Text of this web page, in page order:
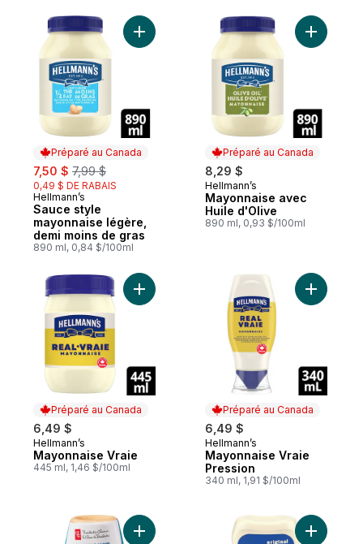
Préparé au Canada
sale:
7,50 $ , formerly:
7,99 $
0,49 $ DE RABAIS
Préparé au Canada
Hellmann’s
Sauce style
mayonnaise légère,
demi moins de gras
890 ml, 0,84 $/100ml
Ajouter Sauce style mayonnaise légère,
Préparé au Canada
8,29 $
Préparé au Canada
Hellmann’s
Mayonnaise avec
Huile d'Olive
890 ml, 0,93 $/100ml
Ajouter
Préparé au Canada
6,49 $
Préparé au Canada
Hellmann’s
Mayonnaise Vraie
445 ml, 1,46 $/100ml
Ajouter Mayonnaise Vraie au panier
Préparé au Canada
6,49 $
Préparé au Canada
Hellmann’s
Mayonnaise Vraie
Pression
340 ml, 1,91 $/100ml
Ajouter
Ajouter Tartinade pour sandwich, mayo
Ajouter